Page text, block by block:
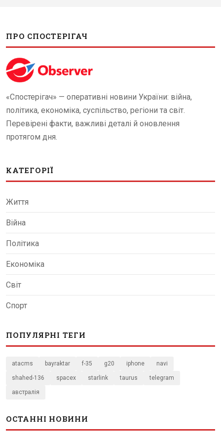
ПРО СПОСТЕРІГАЧ
«Спостерігач» — оперативні новини України: війна,
політика, економіка, суспільство, регіони та світ.
Перевірені факти, важливі деталі й оновлення
протягом дня.
КАТЕГОРІЇ
Життя
Війна
Політика
Економіка
Світ
Спорт
ПОПУЛЯРНІ ТЕГИ
atacms bayraktar f-35 g20 iphone navi
shahed-136 spacex starlink taurus telegram
австралія
ОСТАННІ НОВИНИ